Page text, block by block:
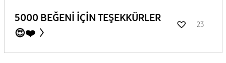
5000 BEĞENİ İÇİN TEŞEKKÜRLER
😍❤️
23